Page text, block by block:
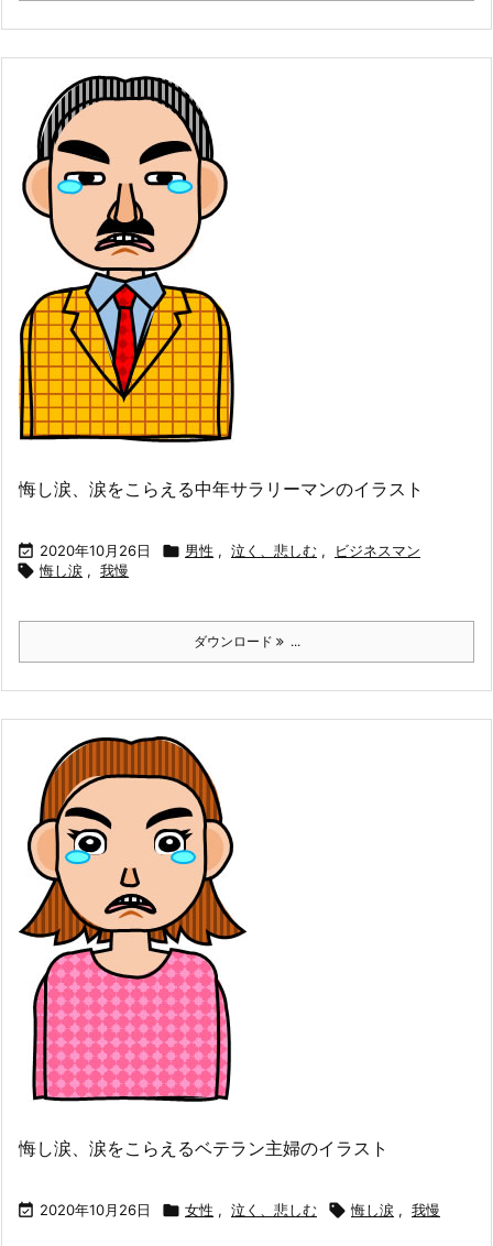
悔し涙、涙をこらえる中年サラリーマンのイラスト
 2020年10月26日  男性 , 泣く、悲しむ , ビジネスマン
 悔し涙 , 我慢
ダウンロード ...
悔し涙、涙をこらえるベテラン主婦のイラスト
 2020年10月26日  女性 , 泣く、悲しむ  悔し涙 , 我慢